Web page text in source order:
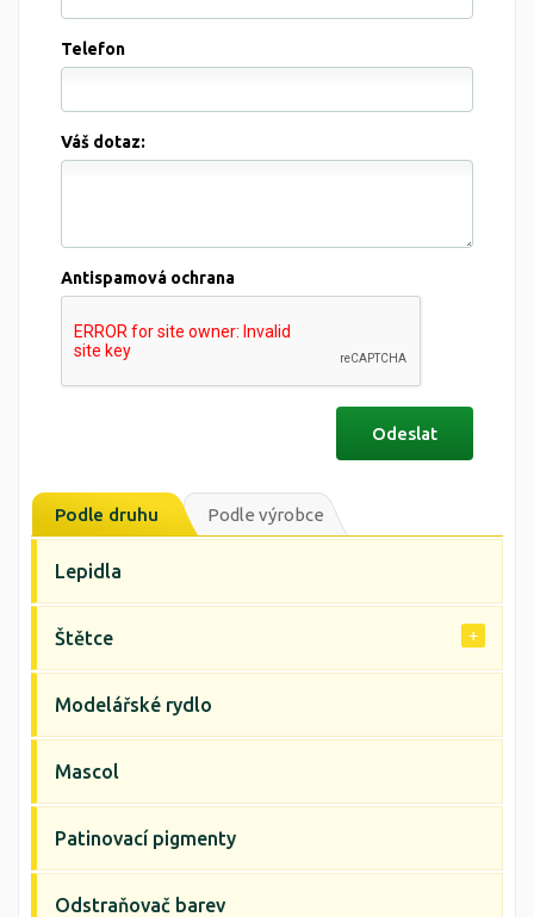
Telefon
Váš dotaz:
Antispamová ochrana
Podle druhu Podle výrobce
Lepidla
Štětce
Modelářské rydlo
Mascol
Patinovací pigmenty
Odstraňovač barev